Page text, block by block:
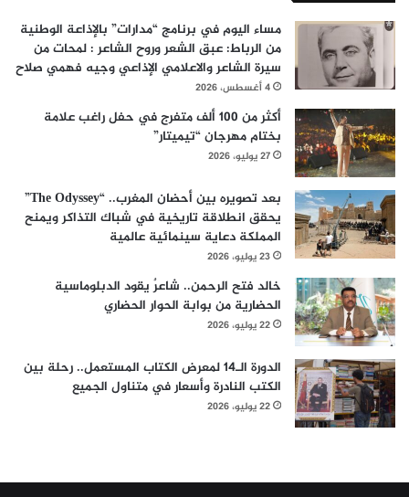
مساء اليوم في برنامج “مدارات” بالإذاعة الوطنية
من الرباط: عبق الشعر وروح الشاعر : لمحات من
سيرة الشاعر والاعلامي الإذاعي وجيه فهمي صلاح
4 أغسطس، 2026
أكثر من 100 ألف متفرج في حفل راغب علامة
بختام مهرجان “تيميتار”
27 يوليو، 2026
بعد تصويره بين أحضان المغرب.. “The Odyssey”
يحقق انطلاقة تاريخية في شباك التذاكر ويمنح
المملكة دعاية سينمائية عالمية
23 يوليو، 2026
خالد فتح الرحمن.. شاعرٌ يقود الدبلوماسية
الحضارية من بوابة الحوار الحضاري
22 يوليو، 2026
الدورة الـ14 لمعرض الكتاب المستعمل.. رحلة بين
الكتب النادرة وأسعار في متناول الجميع
22 يوليو، 2026